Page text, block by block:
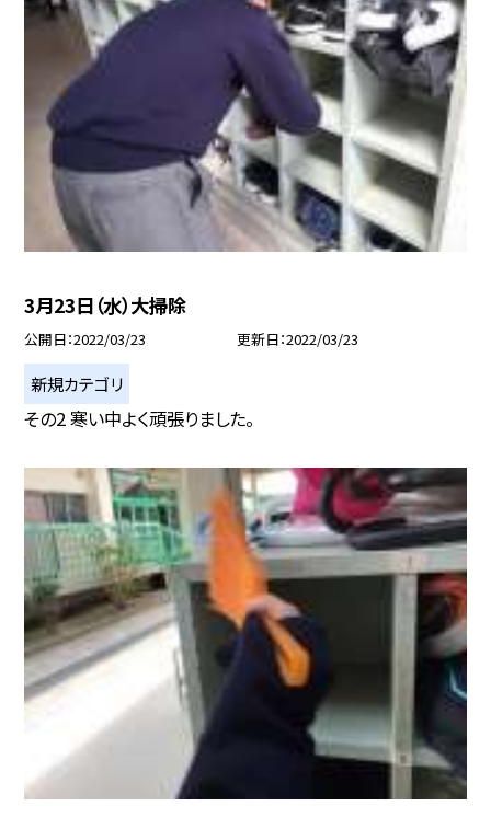
3月23日（水）大掃除
公開日 2022/03/23 更新日 2022/03/23
新規カテゴリ
その2 寒い中よく頑張りました。